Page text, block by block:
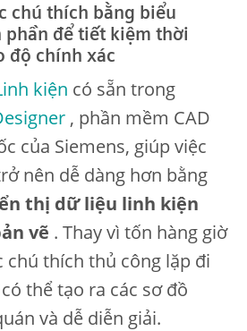
chú thích bằng biểu
phần để tiết kiệm thời
độ chính xác
kiện có sẵn trong
, phần mềm CAD
của Siemens, giúp việc
nên dễ dàng hơn bằng
thị dữ liệu linh kiện
vẽ . Thay vì tốn hàng giờ
chú thích thủ công lặp đi
thể tạo ra các sơ đồ
và dễ diễn giải.